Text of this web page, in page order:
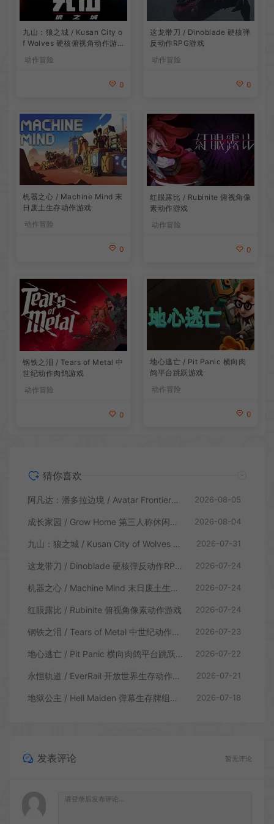
九山：狼之城 / Kusan City o
f Wolves 硬核俯视角动作游
动作冒险
0
这龙带刀 / Dinoblade 硬核弹
反动作RPG游戏
动作冒险
0
机器之心 / Machine Mind 末
日废土生存动作游戏
动作冒险
0
红眼露比 / Rubinite 俯视角像
素动作游戏
动作冒险
0
钢铁之泪 / Tears of Metal 中
世纪动作肉鸽游戏
动作冒险
0
地心逃亡 / Pit Panic 横向肉
鸽平台跳跃游戏
动作冒险
0
猜你喜欢
阿凡达：潘多拉边境 / Avatar Frontiers of Pandora 开放世界冒险游戏 2026-08-05
成长家园 / Grow Home 第三人称休闲动作游戏 2026-08-04
九山：狼之城 / Kusan City of Wolves 硬核俯视角动作游戏 2026-07-31
这龙带刀 / Dinoblade 硬核弹反动作RPG游戏 2026-07-24
机器之心 / Machine Mind 末日废土生存动作游戏 2026-07-24
红眼露比 / Rubinite 俯视角像素动作游戏 2026-07-24
钢铁之泪 / Tears of Metal 中世纪动作肉鸽游戏 2026-07-23
地心逃亡 / Pit Panic 横向肉鸽平台跳跃游戏 2026-07-22
永恒轨道 / EverRail 开放世界生存动作游戏 2026-07-21
地狱公主 / Hell Maiden 弹幕生存牌组动作游戏 2026-07-18
发表评论 暂无评论